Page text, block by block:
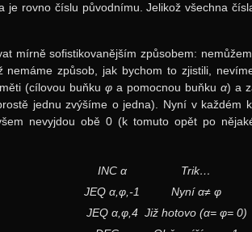
je rovno číslu původnímu. Jelikož všechna
mírně sofistikovanějším způsobem:
nemáme způsob, jak bychom to zjistili,
(cílovou buňkuφ a pomocnou buňku α) a
jednu zvýšíme o jedna). Nyní v každém
nevyjdou obě 0 (k tomuto opět po
INC α
Trik…
JEQα ,φ ,-1 Nyníα≠ φ
JEQ α, φ,4 Již hotovo (α= φ= 0)